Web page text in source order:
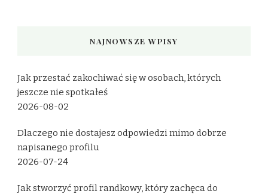
NAJNOWSZE WPISY
Jak przestać zakochiwać się w osobach, których
jeszcze nie spotkałeś
2026-08-02
Dlaczego nie dostajesz odpowiedzi mimo dobrze
napisanego profilu
2026-07-24
Jak stworzyć profil randkowy, który zachęca do